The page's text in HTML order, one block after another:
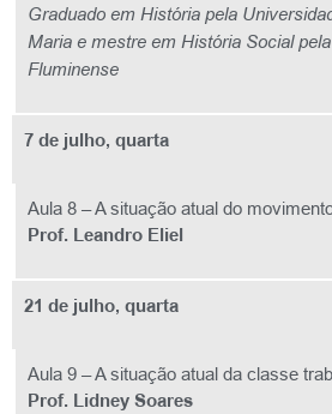
Graduado em História pela
Maria e mestre em História Social
Fluminense
7 de julho, quarta
Aula 8 – A situação atual do
Prof. Leandro Eliel
21 de julho, quarta
Aula 9 – A situação atual da classe
Prof. Lidney Soares